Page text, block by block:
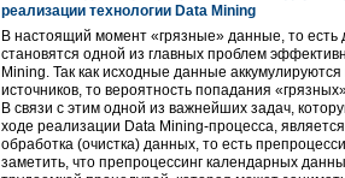
реализации технологии Data Mining
В настоящий момент «грязные» данные, то есть
становятся одной из главных проблем
Mining. Так как исходные данные
источников, то вероятность попадания
В связи с этим одной из важнейших задач,
ходе реализации Data Mining-процесса,
обработка (очистка) данных, то есть
заметить, что препроцессинг календарных